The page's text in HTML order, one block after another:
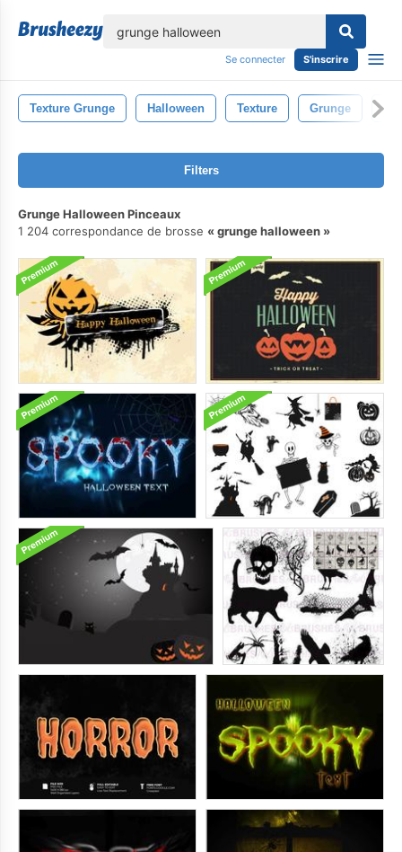
Se connecter S'inscrire
Texture Grunge Halloween Texture Grunge
Filters
Grunge Halloween Pinceaux
1 204 correspondance de brosse
grunge halloween